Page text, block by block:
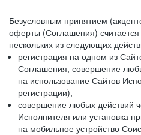
Безусловным принятием
оферты (Соглашения)
нескольких из следующих
регистрация на одном из
Соглашения, совершение
на использование Сайтов
регистрации),
совершение любых действий
Исполнителя или установка
на мобильное устройство